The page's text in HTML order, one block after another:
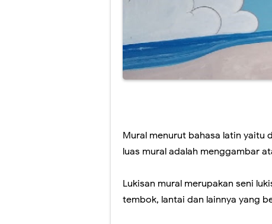
Lukisan Mural
Contoh Lukisan
Mural menurut bahasa latin yaitu
luas mural adalah menggambar
Lukisan mural merupakan seni
tembok, lantai dan lainnya yang